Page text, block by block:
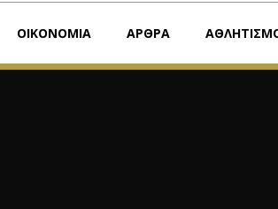
ΟΙΚΟΝΟΜΙΑ ΑΡΘΡΑ